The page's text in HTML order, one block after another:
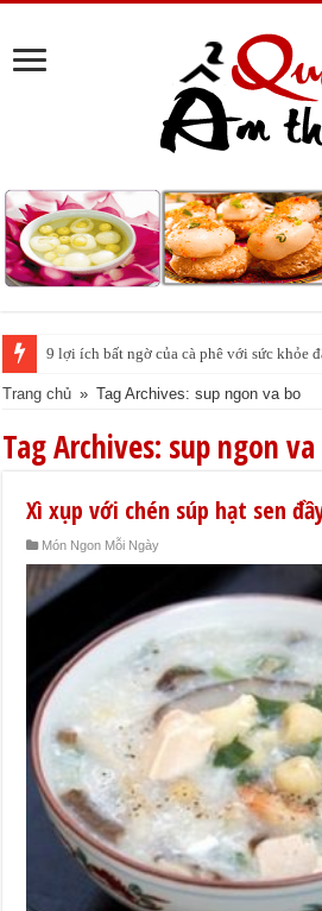
9 lợi ích bất ngờ của cà phê với sức khỏe
Trang chủ » Tag Archives: sup ngon va bo
Tag Archives: sup ngon
Xì xụp với chén súp hạt sen
Món Ngon Mỗi Ngày